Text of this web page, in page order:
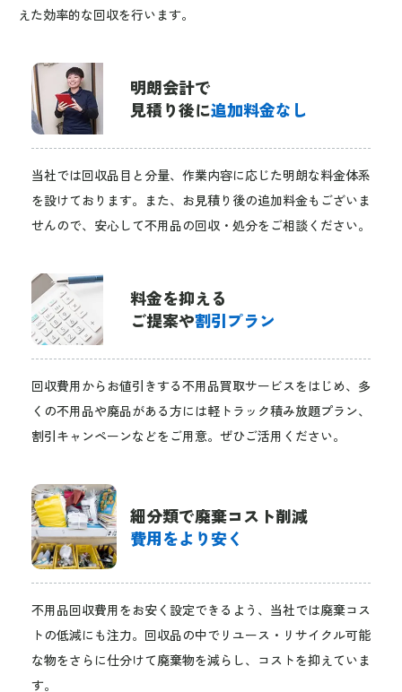
えた効率的な回収を行います。
明朗会計で
見積り後に追加料金なし
当社では回収品目と分量、作業内容に応じた明朗な料金体系
を設けております。また、お見積り後の追加料金もございま
せんので、安心して不用品の回収・処分をご相談ください。
料金を抑える
ご提案や割引プラン
回収費用からお値引きする不用品買取サービスをはじめ、多
くの不用品や廃品がある方には軽トラック積み放題プラン、
割引キャンペーンなどをご用意。ぜひご活用ください。
細分類で廃棄コスト削減
費用をより安く
不用品回収費用をお安く設定できるよう、当社では廃棄コス
トの低減にも注力。回収品の中でリユース・リサイクル可能
な物をさらに仕分けて廃棄物を減らし、コストを抑えていま
す。